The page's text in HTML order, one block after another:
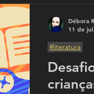
#literatura
Débora
11 de